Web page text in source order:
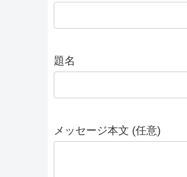
題名
メッセージ本文 (任意)